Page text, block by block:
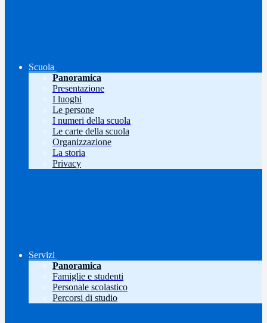
Scuola
Panoramica
Presentazione
I luoghi
Le persone
I numeri della scuola
Le carte della scuola
Organizzazione
La storia
Privacy
Servizi
Panoramica
Famiglie e studenti
Personale scolastico
Percorsi di studio